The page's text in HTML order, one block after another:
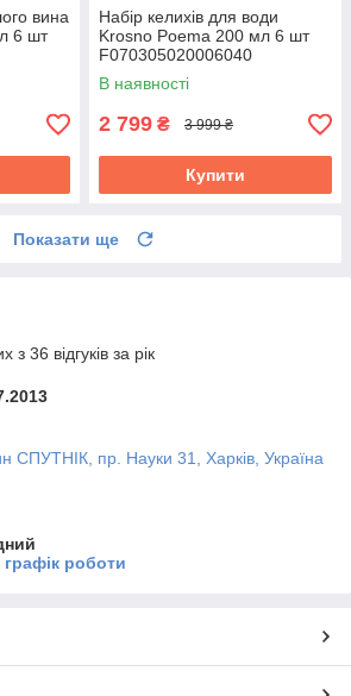
вина
6 шт
Набір келихів для води
Krosno Poema 200 мл 6 шт
F070305020006040
В наявності
2 799 ₴ 3 999 ₴
Купити
Показати ще
з 36 відгуків за рік
СПУТНІК, пр. Науки 31, Харків, Україна
роботи